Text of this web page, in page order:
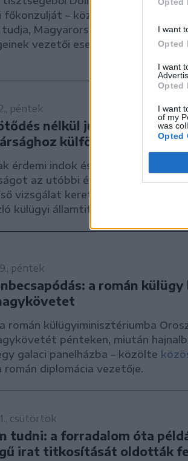
I want
Opted
I want
Opted
I want
of my
was
Opted
főkonzulját – közölte szerdán a
Magyarország más romániai
vezetői esetében nem
péntek
nélkül jutottak
külföldiek százai?
érdemi indok és jogosultság
az utóbbi években, ezeket az
vizsgálat keretében – jelentette
külügyi államtitkár a Facebookon
péntek
a román
román külügyiminisztériumba
pénteken, miután
galaci panelházba – közölte
román diplomácia vezetője.
csütörtök
tudni: a forradalom óta
irat titkosítását oldották